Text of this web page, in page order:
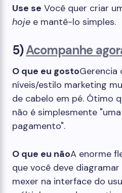
Use se Você quer criar
hoje e mantê-lo simples.
5)Acompanhe
O que eu gostoGerencia
níveis/estilo marketing
de cabelo em pé. Ótimo
não é simplesmente
pagamento".
O que eu nãoA enorme
que você deve
mexer na interface do